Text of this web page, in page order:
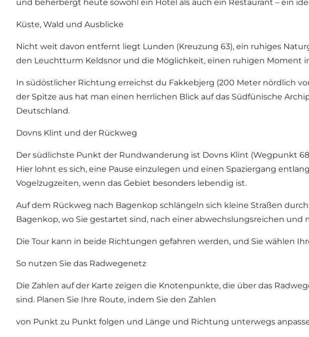
und beherbergt heute sowohl ein Hotel als auch ein Restaurant – ein
Küste, Wald und Ausblicke
Nicht weit davon entfernt liegt Lunden (Kreuzung 63), ein ruhiges
den Leuchtturm Keldsnor und die Möglichkeit, einen ruhigen Moment
In südöstlicher Richtung erreichst du Fakkebjerg (200 Meter nördlich
der Spitze aus hat man einen herrlichen Blick auf das Südfünische
Deutschland.
Dovns Klint und der Rückweg
Der südlichste Punkt der Rundwanderung ist Dovns Klint (Wegpunkt
Hier lohnt es sich, eine Pause einzulegen und einen Spaziergang
Vogelzugzeiten, wenn das Gebiet besonders lebendig ist.
Auf dem Rückweg nach Bagenkop schlängeln sich kleine Straßen
Bagenkop, wo Sie gestartet sind, nach einer abwechslungsreichen und
Die Tour kann in beide Richtungen gefahren werden, und Sie wählen
So nutzen Sie das Radwegenetz
Die Zahlen auf der Karte zeigen die Knotenpunkte, die über das
sind. Planen Sie Ihre Route, indem Sie den Zahlen
von Punkt zu Punkt folgen und Länge und Richtung unterwegs